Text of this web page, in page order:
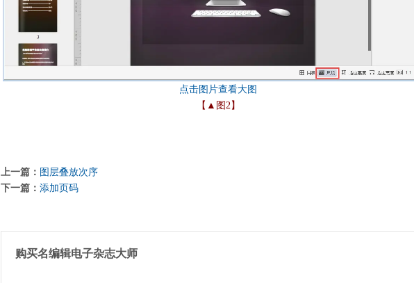
【▲图2】
上一篇： 图层叠放次序
下一篇： 添加页码
购买名编辑电子杂志大师